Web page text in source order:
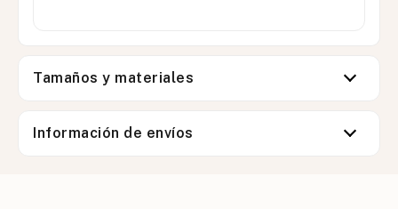
Tamaños y materiales
Información de envíos